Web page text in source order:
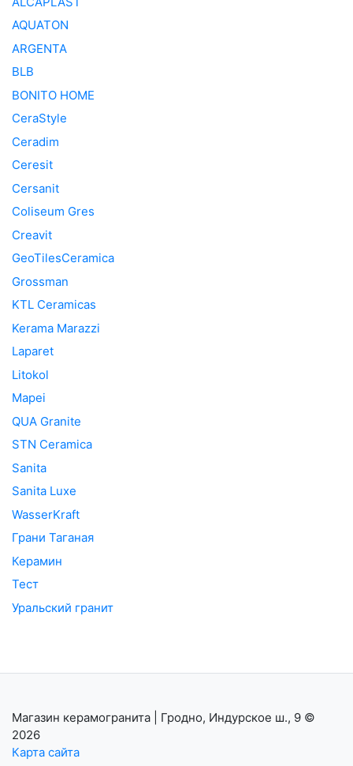
AQUATON
ARGENTA
BLB
BONITO HOME
CeraStyle
Ceradim
Ceresit
Cersanit
Coliseum Gres
Creavit
GeoTilesCeramica
Grossman
KTL Ceramicas
Kerama Marazzi
Laparet
Litokol
Mapei
QUA Granite
STN Ceramica
Sanita
Sanita Luxe
WasserKraft
Грани Таганая
Керамин
Тест
Уральский гранит
Магазин керамогранита | Гродно, Индурское ш., 9 ©
2026
Карта сайта